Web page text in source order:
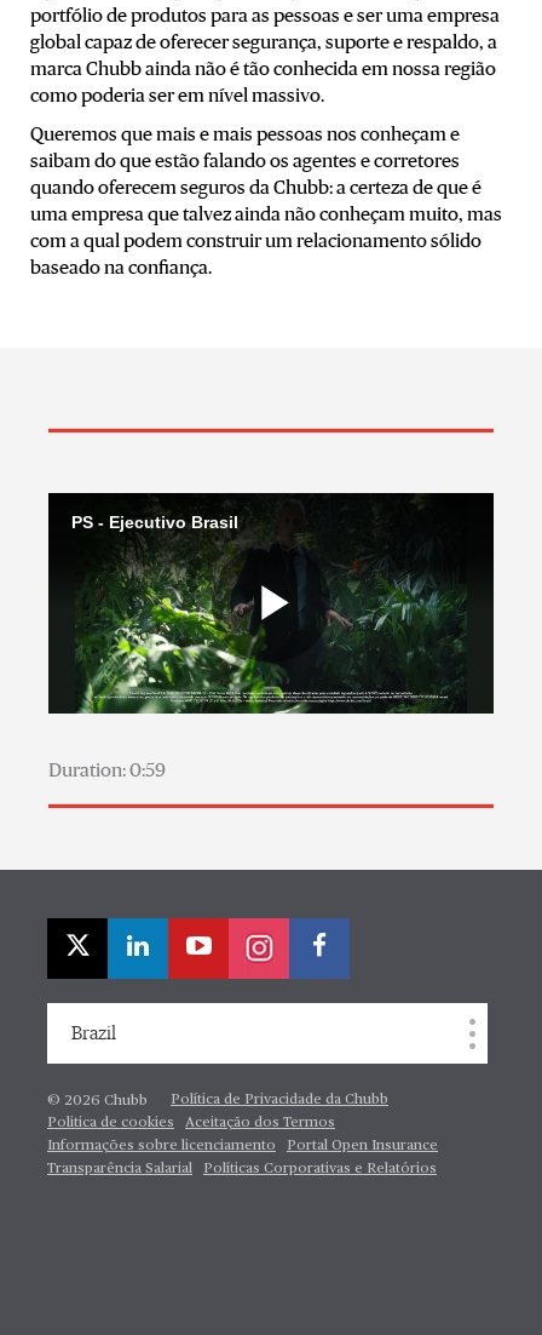
portfólio de produtos para as pessoas e ser uma empresa
global capaz de oferecer segurança, suporte e respaldo, a
marca Chubb ainda não é tão conhecida em nossa região
como poderia ser em nível massivo.
Queremos que mais e mais pessoas nos conheçam e
saibam do que estão falando os agentes e corretores
quando oferecem seguros da Chubb: a certeza de que é
uma empresa que talvez ainda não conheçam muito, mas
com a qual podem construir um relacionamento sólido
baseado na confiança.
PS - Ejecutivo Brasil
Play
Duration: 0:59
Brazil
© 2026 Chubb
Política de Privacidade da Chubb
Politica de cookies
Aceitação dos Termos
Informações sobre licenciamento
Portal Open Insurance
Transparência Salarial
Políticas Corporativas e Relatórios